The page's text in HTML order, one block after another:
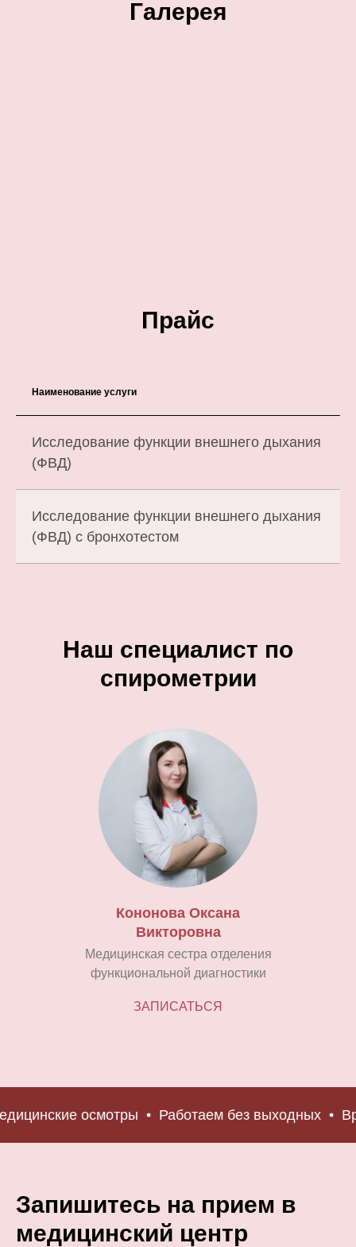
Галерея
Прайс
Наименование услуги
Исследование функции внешнего дыхания
(ФВД)
Исследование функции внешнего дыхания
(ФВД) с бронхотестом
Наш специалист по
спирометрии
Кононова Оксана
Викторовна
Медицинская сестра отделения
функциональной диагностики
ЗАПИСАТЬСЯ
осмотры Работаем без выходных
Запишитесь на прием в
медицинский центр